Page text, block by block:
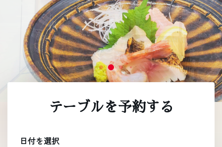
テーブルを予約する
日付を選択